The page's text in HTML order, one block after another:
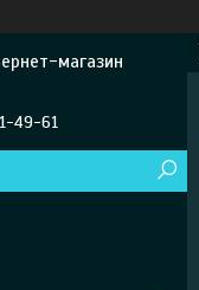
магазин
49-61